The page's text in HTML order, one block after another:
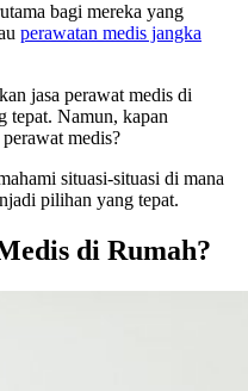
bagi mereka yang
perawatan medis jangka
jasa perawat medis di
tepat. Namun, kapan
medis?
situasi-situasi di mana
pilihan yang tepat.
di Rumah?